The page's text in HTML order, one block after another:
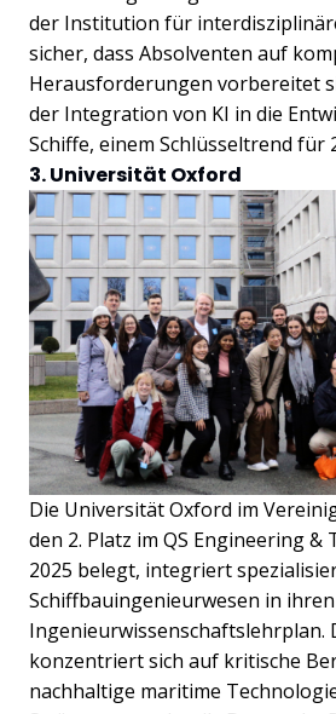
der Institution für
sicher, dass Absolventen auf
Herausforderungen vorbereitet
der Integration von KI in die
Schiffe, einem Schlüsseltrend für
3. Universität Oxford
Die Universität Oxford im
den 2. Platz im QS Engineering
2025 belegt, integriert
Schiffbauingenieurwesen in
Ingenieurwissenschaftslehrplan.
konzentriert sich auf kritische
nachhaltige maritime